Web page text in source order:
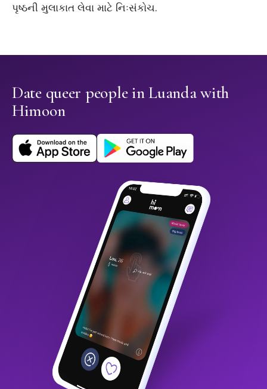
પૃષ્ઠની મુલાકાત લેવા માટે નિઃસંકોચ.
Date queer people in Luanda with
Himoon